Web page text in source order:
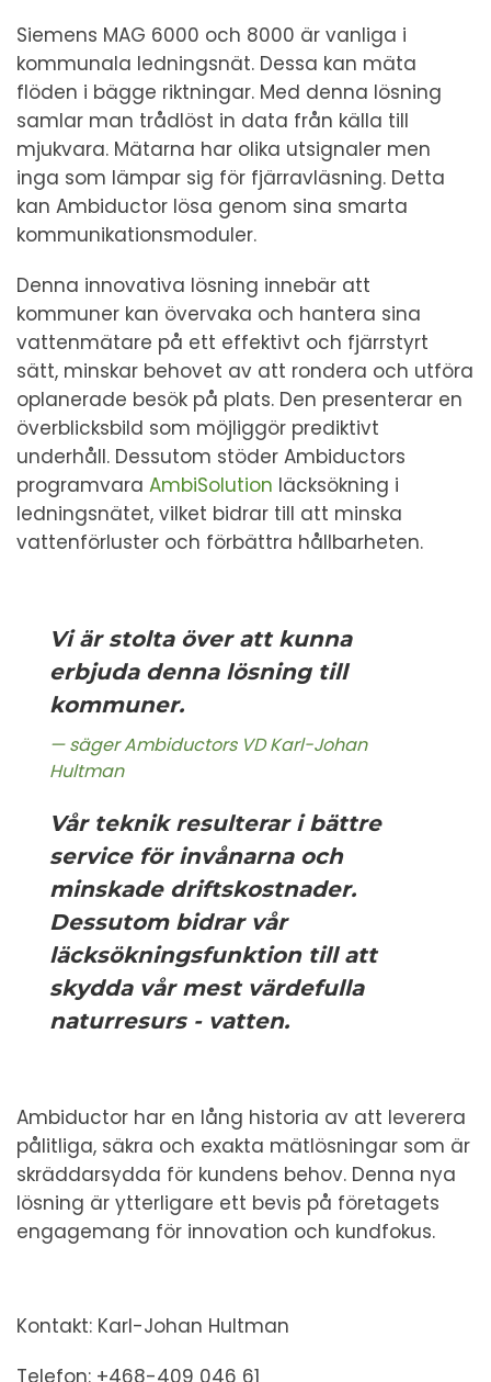
Siemens MAG 6000 och 8000 är vanliga i
kommunala ledningsnät. Dessa kan mäta
flöden i bägge riktningar. Med denna lösning
samlar man trådlöst in data från källa till
mjukvara. Mätarna har olika utsignaler men
inga som lämpar sig för fjärravläsning. Detta
kan Ambiductor lösa genom sina smarta
kommunikationsmoduler.
Denna innovativa lösning innebär att
kommuner kan övervaka och hantera sina
vattenmätare på ett effektivt och fjärrstyrt
sätt, minskar behovet av att rondera och utföra
oplanerade besök på plats. Den presenterar en
överblicksbild som möjliggör prediktivt
underhåll. Dessutom stöder Ambiductors
programvara AmbiSolution läcksökning i
ledningsnätet, vilket bidrar till att minska
vattenförluster och förbättra hållbarheten.
Vi är stolta över att kunna
erbjuda denna lösning till
kommuner.
säger Ambiductors VD Karl-Johan
Hultman
Vår teknik resulterar i bättre
service för invånarna och
minskade driftskostnader.
Dessutom bidrar vår
läcksökningsfunktion till att
skydda vår mest värdefulla
naturresurs - vatten.
Ambiductor har en lång historia av att leverera
pålitliga, säkra och exakta mätlösningar som är
skräddarsydda för kundens behov. Denna nya
lösning är ytterligare ett bevis på företagets
engagemang för innovation och kundfokus.
Kontakt: Karl-Johan Hultman